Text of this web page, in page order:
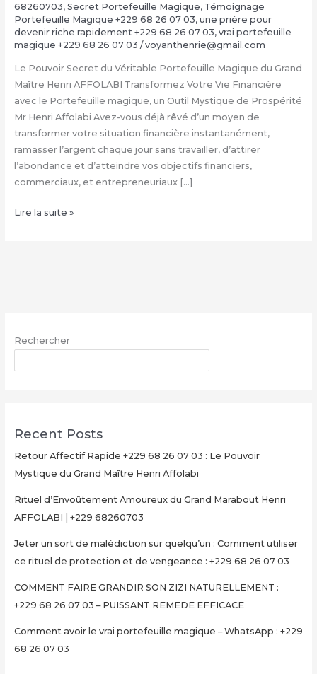
68260703, Secret Portefeuille Magique, Témoignage
Portefeuille Magique +229 68 26 07 03, une prière pour
devenir riche rapidement +229 68 26 07 03, vrai portefeuille
magique +229 68 26 07 03 /voyanthenrie@gmail.com
Le Pouvoir Secret du Véritable Portefeuille Magique du Grand
Maître Henri AFFOLABI Transformez Votre Vie Financière
avec le Portefeuille magique, un Outil Mystique de Prospérité
Mr Henri Affolabi Avez-vous déjà rêvé d’un moyen de
transformer votre situation financière instantanément,
ramasser l’argent chaque jour sans travailler, d’attirer
l’abondance et d’atteindre vos objectifs financiers,
commerciaux, et entrepreneuriaux […]
Comment
:
68
Lire la suite »
Rechercher
Recent Posts
Retour Affectif Rapide +229 68 26 07 03 : Le Pouvoir
Mystique du Grand Maître Henri Affolabi
Rituel d’Envoûtement Amoureux du Grand Marabout Henri
AFFOLABI | +229 68260703
Jeter un sort de malédiction sur quelqu’un : Comment utiliser
ce rituel de protection et de vengeance : +229 68 26 07 03
COMMENT FAIRE GRANDIR SON ZIZI NATURELLEMENT :
+229 68 26 07 03 – PUISSANT REMEDE EFFICACE
Comment avoir le vrai portefeuille magique – WhatsApp : +229
68 26 07 03